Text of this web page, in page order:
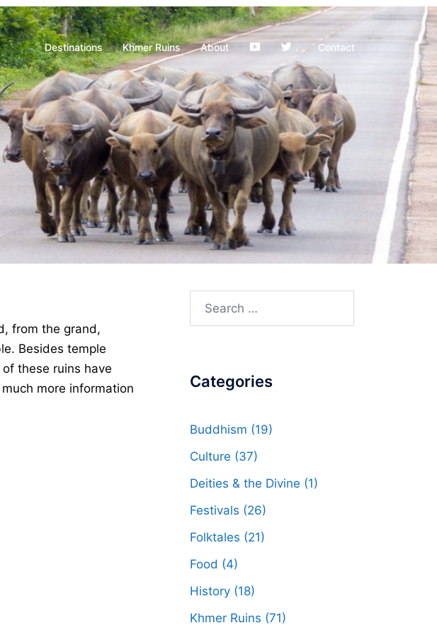
Destinations Khmer Ruins About YouTube. Contact
from the grand,
Besides temple
these ruins have
more information
Search
Categories
Buddhism (19)
Culture (37)
Deities & the Divine (1)
Festivals (26)
Folktales (21)
Food (4)
History(18)
Khmer Ruins (71)